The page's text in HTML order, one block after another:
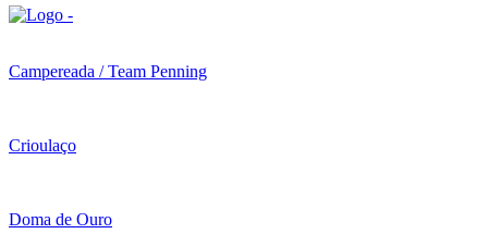
Campereada / Team Penning
Crioulaço
Doma de Ouro